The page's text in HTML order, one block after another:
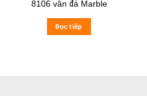
8106 vân đá Marble
Đọc tiếp